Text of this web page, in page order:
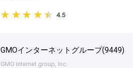
4.5
GMOインターネットグループ(9449)
GMO internet group, Inc.